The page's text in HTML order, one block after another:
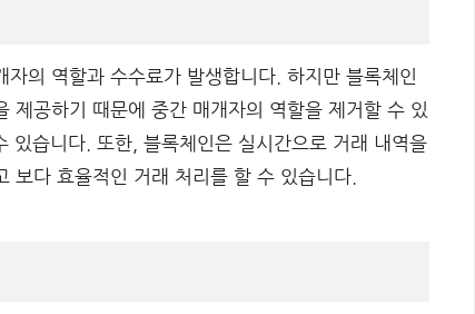
의 역할과 수수료가 발생합니다. 하지만 블록체인
제공하기 때문에 중간 매개자의 역할을 제거할 수 있
있습니다. 또한, 블록체인은 실시간으로 거래 내역을
보다 효율적인 거래 처리를 할 수 있습니다.